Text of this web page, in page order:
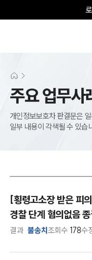
주요 업무사
개인정보보호차 판결문은
일부 내용이 각색될 수 있습
[횡령고소장 받은 피
경찰 단계 혐의없음
결과 불송치 조회수 178수